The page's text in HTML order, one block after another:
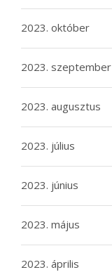
2023. október
2023. szeptember
2023. augusztus
2023. július
2023. június
2023. május
2023. április